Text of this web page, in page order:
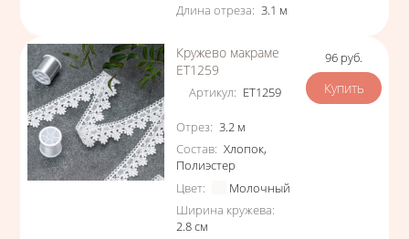
Длина отреза: 3.1 м
Кружево макраме
ЕТ1259
Артикул: ЕТ1259
Характеристики
Отрез: 3.2 м
Состав: Хлопок,
Полиэстер
Цвет:
Молочный
Ширина кружева:
2.8см
Цена
96 руб.